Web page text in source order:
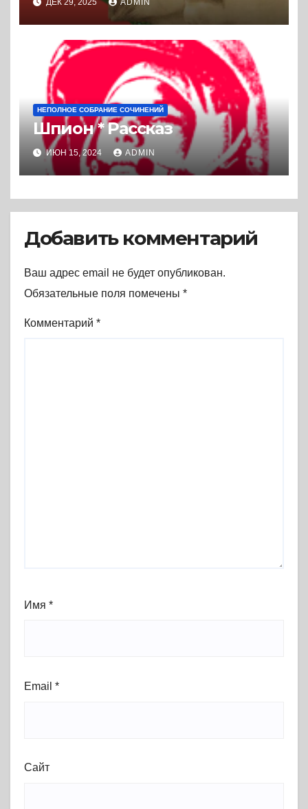
ДЕК 29, 2025 ADMIN
НЕПОЛНОЕ СОБРАНИЕ СОЧИНЕНИЙ
Шпион * Рассказ
ИЮН 15, 2024 ADMIN
Добавить комментарий
Ваш адрес email не будет опубликован.
Обязательные поля помечены *
Комментарий *
Имя *
Email *
Сайт